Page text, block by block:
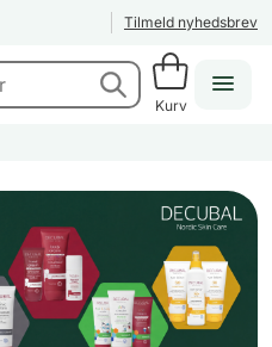
Tilmeld nyhedsbrev
Kurv